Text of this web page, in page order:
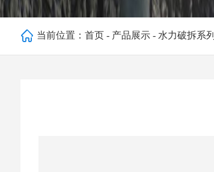
当前位置： 首页- 产品展示- 水力破拆系列